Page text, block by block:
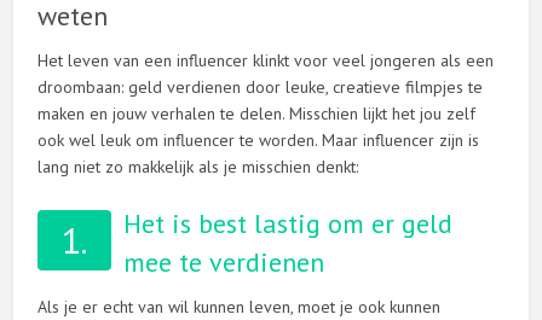
weten
Het leven van een influencer klinkt voor veel jongeren als een
droombaan: geld verdienen door leuke, creatieve filmpjes te
maken en jouw verhalen te delen. Misschien lijkt het jou zelf
ook wel leuk om influencer te worden. Maar influencer zijn is
lang niet zo makkelijk als je misschien denkt:
1.
Het is best lastig om er geld
mee te verdienen
Als je er echt van wil kunnen leven, moet je ook kunnen